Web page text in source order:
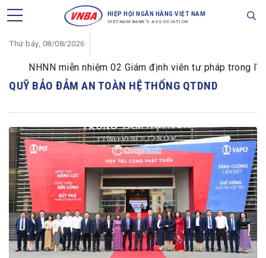
HIỆP HỘI NGÂN HÀNG VIỆT NAM
VIETNAM BANK'S ASSOCIATION
Thứ bảy, 08/08/2026
NHNN miễn nhiệm 02 Giám định viên tư pháp trong lĩnh
QUỸ BẢO ĐẢM AN TOÀN HỆ THỐNG QTDND